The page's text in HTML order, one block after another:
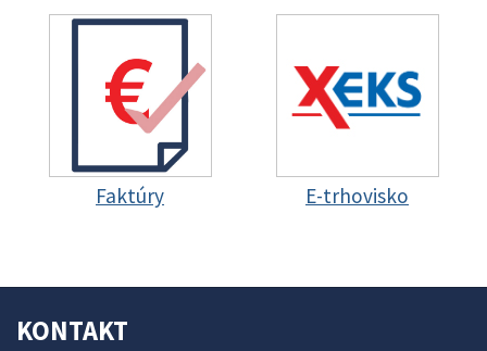
Faktúry E-trhovisko
KONTAKT